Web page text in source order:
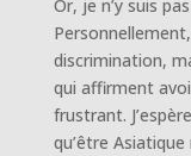
Or, je n’y suis
discrimination,
qui affirment
frustrant.
qu’être